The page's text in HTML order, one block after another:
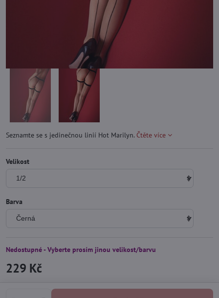
Seznamte se s jedinečnou linií Hot Marilyn. Čtěte více
Velikost
Barva
Nedostupné - Vyberte prosím jinou velikost/barvu
229 Kč